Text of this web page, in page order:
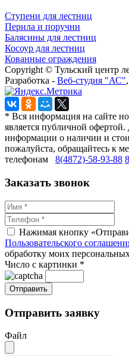
Ступени для лестниц
Перила и поручни
Балясины для лестниц
Косоур для лестниц
Кованные ограждения
Copyright © Тульский центр
Разработка - Веб-студия "АС"
* Вся информация на сайте
является публичной
информации о наличии и
пожалуйста, обращайтесь к
телефонам 8(4872)-58-93-88
Заказать звонок
Нажимая кнопку
Пользовательского
обработку моих
Число с картинки *
Отправить заявку
Файл